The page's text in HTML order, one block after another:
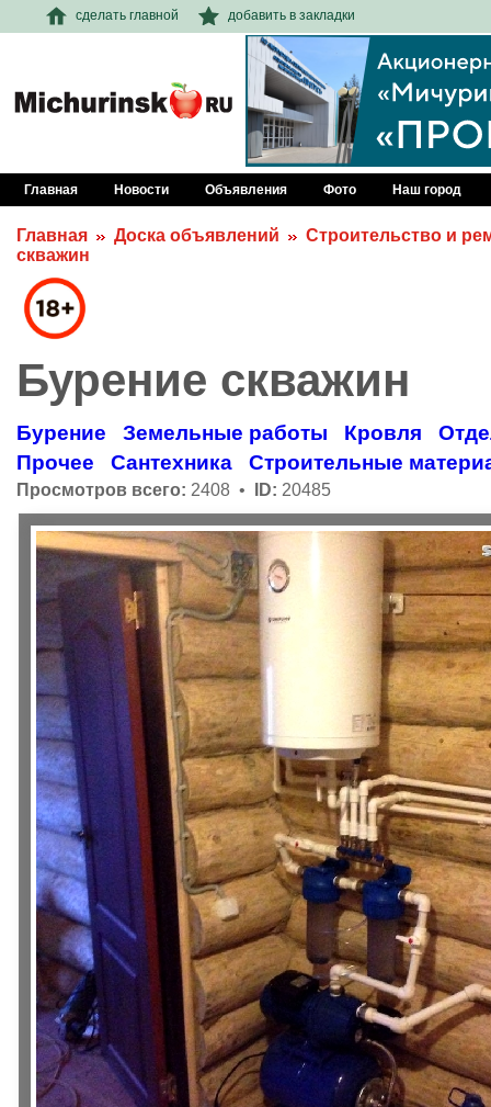
сделать главной добавить в закладки
Главная Новости Объявления Фото Наш город
Главная Доска объявлений
Строительство и
скважин
Бурение скважин
Бурение Земельные работы Кровля
Прочее
Сантехника Строительные
Просмотров всего: 2408 • ID: 20485